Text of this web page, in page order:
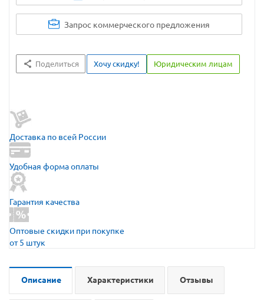
Запрос коммерческого предложения
Поделиться Хочу скидку! Юридическим лицам
Доставка по всей России
Удобная форма оплаты
Гарантия качества
Оптовые скидки при покупке
от 5 штук
Описание Характеристики Отзывы